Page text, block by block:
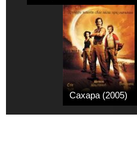
Сахара (2005)